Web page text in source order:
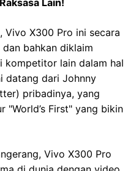
Lain!
X300 Pro ini secara
bahkan diklaim
kompetitor lain dalam hal
datang dari Johnny
pribadinya, yang
"World’s First" yang bikin
Vivo X300 Pro